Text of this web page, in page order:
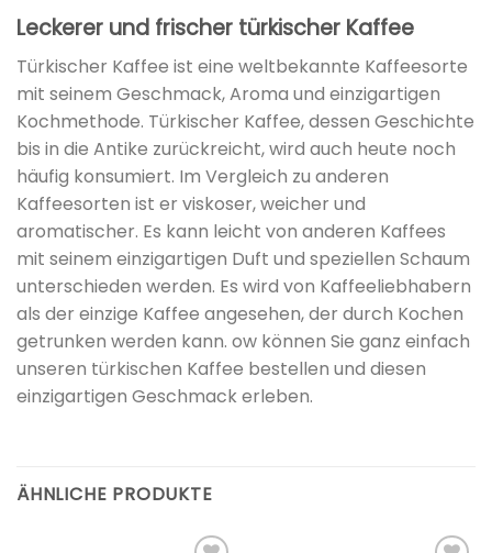
Leckerer und frischer türkischer Kaffee
Türkischer Kaffee ist eine weltbekannte Kaffeesorte
mit seinem Geschmack, Aroma und einzigartigen
Kochmethode. Türkischer Kaffee, dessen Geschichte
bis in die Antike zurückreicht, wird auch heute noch
häufig konsumiert. Im Vergleich zu anderen
Kaffeesorten ist er viskoser, weicher und
aromatischer. Es kann leicht von anderen Kaffees
mit seinem einzigartigen Duft und speziellen Schaum
unterschieden werden. Es wird von Kaffeeliebhabern
als der einzige Kaffee angesehen, der durch Kochen
getrunken werden kann. ow können Sie ganz einfach
unseren türkischen Kaffee bestellen und diesen
einzigartigen Geschmack erleben.
ÄHNLICHE PRODUKTE